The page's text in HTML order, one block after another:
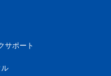
サポート